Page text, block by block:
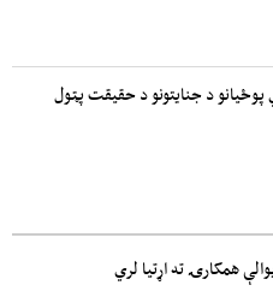
پوځیانو د جنایتونو د حقیقت پټول
همکارۍ ته اړتیا لري